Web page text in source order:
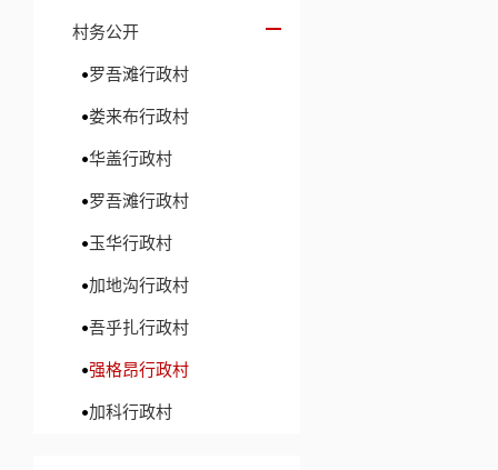
村务公开
罗吾滩行政村
娄来布行政村
华盖行政村
罗吾滩行政村
玉华行政村
加地沟行政村
吾乎扎行政村
强格昂行政村
加科行政村